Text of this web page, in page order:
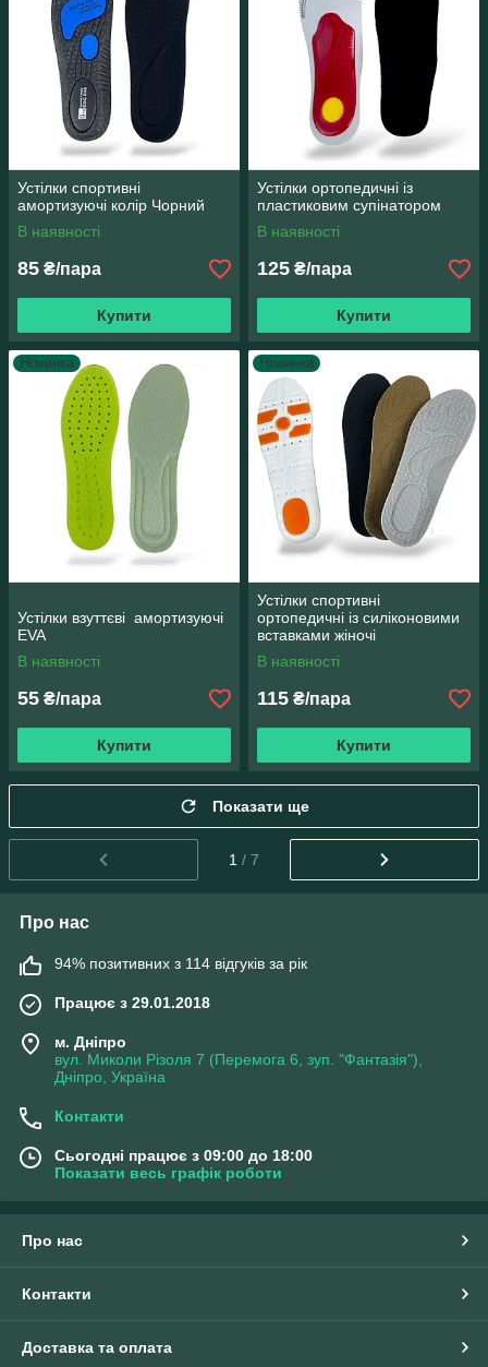
Устілки спортивні
амортизуючі колір Чорний
В наявності
85 ₴/пара
Купити
Устілки ортопедичні із
пластиковим супінатором
В наявності
125 ₴/пара
Купити
Новинка
Устілки взуттєві амортизуючі
EVA
В наявності
55 ₴/пара
Купити
Новинка
Устілки спортивні
ортопедичні із силіконовими
вставками жіночі
В наявності
115 ₴/пара
Купити
Показати ще
1 / 7
Про нас
94% позитивних з 114 відгуків за рік
Працює з 29.01.2018
м. Дніпро
вул. Миколи Різоля 7 (Перемога 6, зуп. "Фантазія"),
Дніпро, Україна
Контакти
Сьогодні працює з 09:00 до 18:00
Показати весь графік роботи
Про нас
Контакти
Доставка та оплата